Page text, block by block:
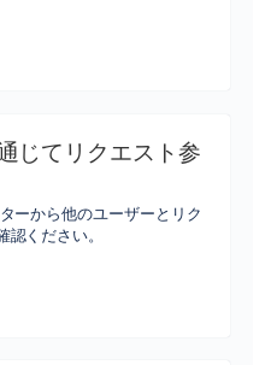
じてリクエスト参
ーから他のユーザーとリク
ください。